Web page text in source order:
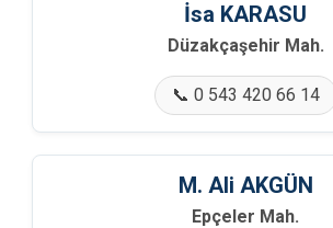
İsa KARASU
Düzakçaşehir Mah.
📞 0 543 420 66 14
M. Ali AKGÜN
Epçeler Mah.